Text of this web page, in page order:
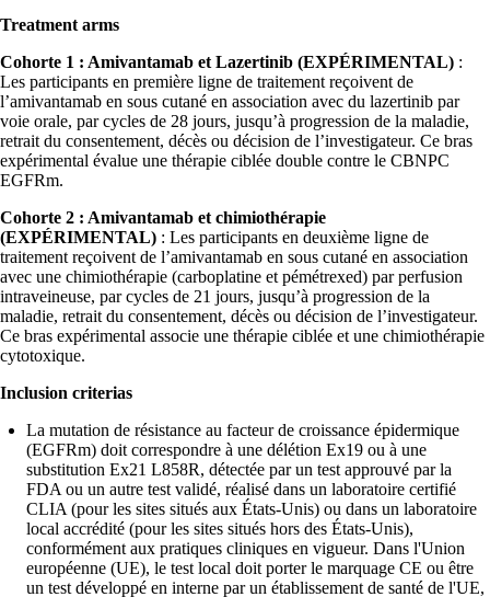
Treatment arms
Cohorte 1 : Amivantamab et Lazertinib (EXPÉRIMENTAL) :
Les participants en première ligne de traitement reçoivent de
l’amivantamab en sous cutané en association avec du lazertinib par
voie orale, par cycles de 28 jours, jusqu’à progression de la maladie,
retrait du consentement, décès ou décision de l’investigateur. Ce bras
expérimental évalue une thérapie ciblée double contre le CBNPC
EGFRm.
Cohorte 2 : Amivantamab et chimiothérapie
(EXPÉRIMENTAL) : Les participants en deuxième ligne de
traitement reçoivent de l’amivantamab en sous cutané en association
avec une chimiothérapie (carboplatine et pémétrexed) par perfusion
intraveineuse, par cycles de 21 jours, jusqu’à progression de la
maladie, retrait du consentement, décès ou décision de l’investigateur.
Ce bras expérimental associe une thérapie ciblée et une chimiothérapie
cytotoxique.
Inclusion criterias
La mutation de résistance au facteur de croissance épidermique
(EGFRm) doit correspondre à une délétion Ex19 ou à une
substitution Ex21 L858R, détectée par un test approuvé par la
FDA ou un autre test validé, réalisé dans un laboratoire certifié
CLIA (pour les sites situés aux États-Unis) ou dans un laboratoire
local accrédité (pour les sites situés hors des États-Unis),
conformément aux pratiques cliniques en vigueur. Dans l'Union
européenne (UE), le test local doit porter le marquage CE ou être
un test développé en interne par un établissement de santé de l'UE,